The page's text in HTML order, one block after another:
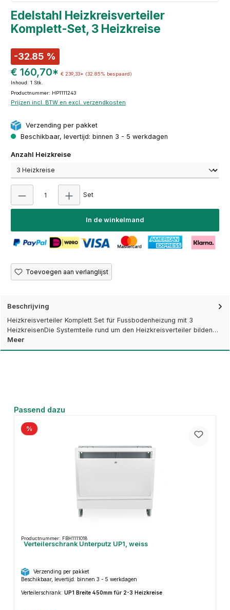
Edelstahl Heizkreisverteiler
Komplett-Set, 3 Heizkreise
-32.85 %
€ 160,70* € 239,33* (32.85% bespaard)
Inhoud: 1 Stk.
Productnummer: HP1111243
Prijzen incl. BTW en excl. verzendkosten
Verzending per pakket
Beschikbaar, levertijd: binnen 3 - 5 werkdagen
Selecteer
Anzahl Heizkreise
Set
In de winkelmand
Toevoegen aan verlanglijst
Beschrijving
Heizkreisverteiler Komplett Set für Fussbodenheizung mit 3
HeizkreisenDie Systemteile rund um den Heizkreisverteiler bilden…
Meer
Productgalerij overslaan
Passend dazu
%
Productnummer: FBH1111018
Verteilerschrank Unterputz UP1, weiss
Verzending per pakket
Beschikbaar, levertijd: binnen 3 - 5 werkdagen
Verteilerschrank: UP1 Breite 450mm für 2-3 Heizkreise